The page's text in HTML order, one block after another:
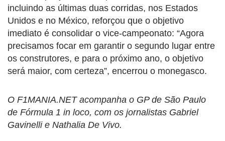
incluindo as últimas duas corridas, nos Estados
Unidos e no México, reforçou que o objetivo
imediato é consolidar o vice-campeonato: “Agora
precisamos focar em garantir o segundo lugar entre
os construtores, e para o próximo ano, o objetivo
será maior, com certeza”, encerrou o monegasco.
O F1MANIA.NET acompanha o GP de São Paulo
de Fórmula 1 in loco, com os jornalistas Gabriel
Gavinelli e Nathalia De Vivo.